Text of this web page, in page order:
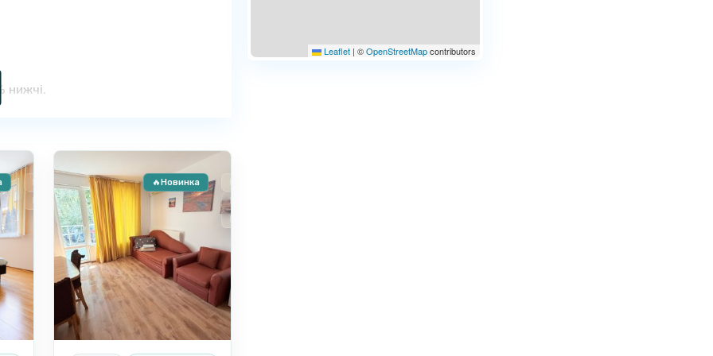
нижчі.
місця. Надаємо послуги
Продаж
Вторинне житло
Новобуд
Розстрочка
🔥Новинка
Leaflet | ©OpenStreetMapcontributors